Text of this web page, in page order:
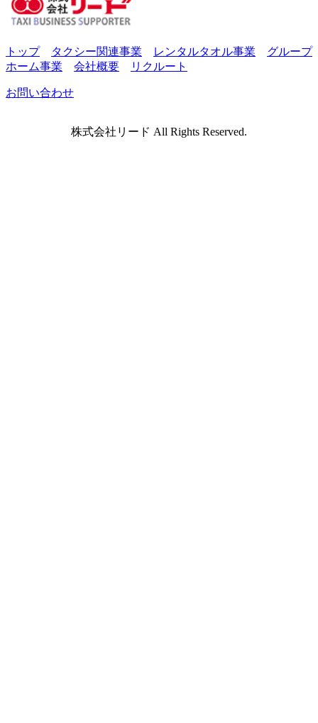
トップ タクシー関連事業 レンタルタオル事業
グループ
ホーム事業
会社概要 リクルート
お問い合わせ
株式会社リード All Rights Reserved.